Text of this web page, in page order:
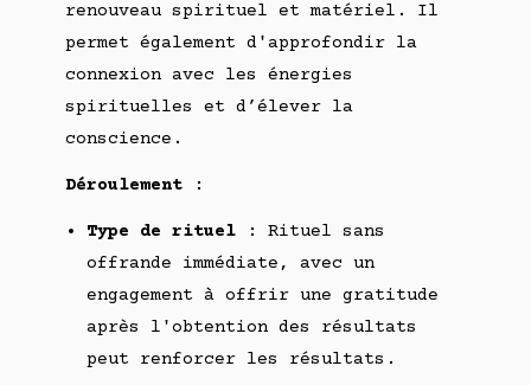
renouveau spirituel et matériel. Il
permet également d'approfondir la
connexion avec les énergies
spirituelles et d’élever la
conscience.
Déroulement :
Type de rituel : Rituel sans
offrande immédiate, avec un
engagement à offrir une gratitude
après l'obtention des résultats
peut renforcer les résultats.